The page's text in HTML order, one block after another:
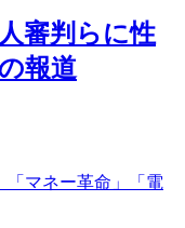
審判らに性
報道
マネー革命」「電